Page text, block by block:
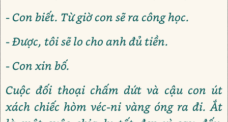
- Con biết. Từ giờ con sẽ ra công học.
- Được, tôi sẽ lo cho anh đủ tiền.
- Con xin bố.
Cuộc đối thoại chấm dứt và cậu con út
xách chiếc hòm véc-ni vàng óng ra đi. Ắt